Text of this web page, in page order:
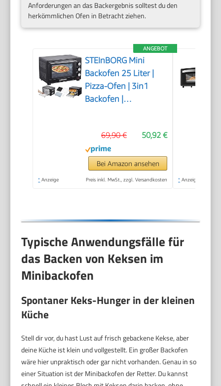
Anforderungen an das Backergebnis solltest du den
herkömmlichen Ofen in Betracht ziehen.
ANGEBOT
STEInBORG Mini
Backofen 25 Liter |
Pizza-Ofen | 3in1
Backofen |
Krümelblech |
Ober-/Unterhitze |
Konvektion | 60
minTimer | 1.600
50,92 €
69,90 €
Bei Amazon ansehen
* Anzeige Preis inkl. MwSt., zzgl. Versandkosten * Anzeige
Typische Anwendungsfälle für
das Backen von Keksen im
Minibackofen
Spontaner Keks-Hunger in der kleinen
Küche
Stell dir vor, du hast Lust auf frisch gebackene Kekse, aber
deine Küche ist klein und vollgestellt. Ein großer Backofen
wäre hier unpraktisch oder gar nicht vorhanden. Genau in so
einer Situation ist der Minibackofen der Retter. Du kannst